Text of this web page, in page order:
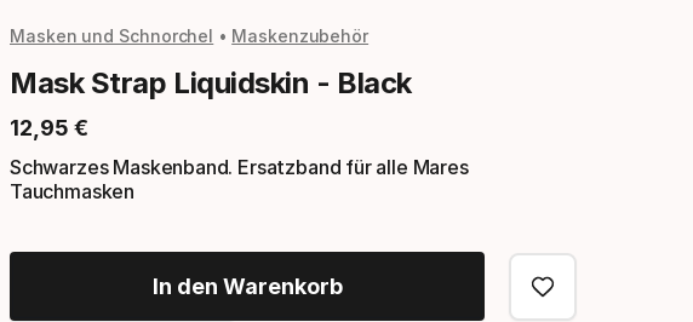
Masken und Schnorchel Maskenzubehör
Mask Strap Liquidskin - Black
12 95 €
Endpreis
Schwarzes Maskenband. Ersatzband für alle Mares
Tauchmasken
In den Warenkorb